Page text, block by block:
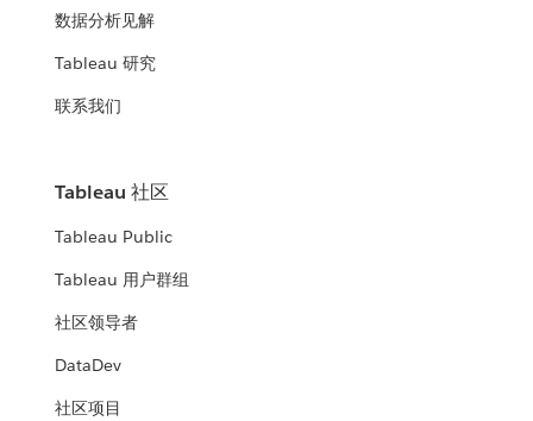
数据分析见解
Tableau 研究
联系我们
Tableau 社区
Tableau Public
Tableau 用户群组
社区领导者
DataDev
社区项目